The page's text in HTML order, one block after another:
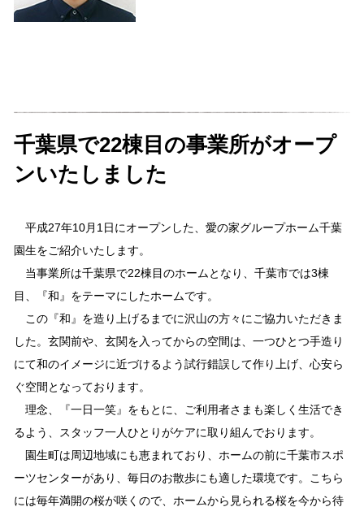
千葉県で22棟目の事業所がオープ
ンいたしました
平成27年10月1日にオープンした、愛の家グループホーム千葉
園生をご紹介いたします。
当事業所は千葉県で22棟目のホームとなり、千葉市では3棟
目、『和』をテーマにしたホームです。
この『和』を造り上げるまでに沢山の方々にご協力いただきま
した。玄関前や、玄関を入ってからの空間は、一つひとつ手造り
にて和のイメージに近づけるよう試行錯誤して作り上げ、心安ら
ぐ空間となっております。
理念、『一日一笑』をもとに、ご利用者さまも楽しく生活でき
るよう、スタッフ一人ひとりがケアに取り組んでおります。
園生町は周辺地域にも恵まれており、ホームの前に千葉市スポ
ーツセンターがあり、毎日のお散歩にも適した環境です。こちら
には毎年満開の桜が咲くので、ホームから見られる桜を今から待